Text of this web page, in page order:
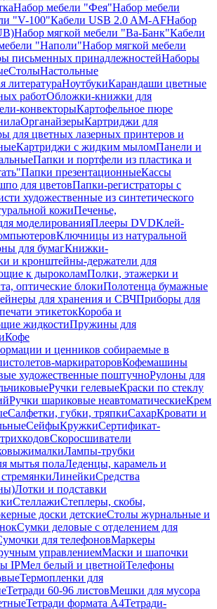
Набор мебели "Фея"Набор мебели
"V-100"Кабели USB 2.0 AM-AFНабор
Набор мягкой мебели "Ва-Банк"Кабели
"Наполи"Набор мягкой мебели
письменных принадлежностейНаборы
СтолыНастольные
литератураНоутбукиКарандаши цветные
работОбложки-книжки для
конвекторыКартофельное пюре
ОрганайзерыКартриджи для
для цветных лазерных принтеров и
Картриджи с жидким мыломПанели и
Папки и портфели из пластика и
Папки презентационныеКассы
для цветовПапки-регистраторы с
художественные из синтетического
кожиПеченье,
моделированияПлееры DVDКлей-
Ключницы из натуральной
для бумагКнижки-
и кронштейны-держатели для
к дыроколамПолки, этажерки и
оптические блокиПолотенца бумажные
для хранения и СВЧПриборы для
этикетокКороба и
жидкостиПружины для
Кофе
и ценников собираемые в
маркираторовКофемашины
художественные поштучноРулоны для
Ручки гелевыеКраски по стеклу
Ручки шариковые неавтоматическиеКрем
Салфетки, губки, тряпкиСахарКровати и
СейфыКружкиСертификат-
Скоросшиватели
Лампы-трубки
мытья полаЛеденцы, карамель и
ЛинейкиСредства
Лотки и подставки
СтеллажиСтеплеры, скобы,
доски детскиеСтолы журнальные и
Сумки деловые с отделением для
для телефоновМаркеры
управлениемМаски и шапочки
IPМел белый и цветнойТелефоны
Термопленки для
Тетради 60-96 листовМешки для мусора
Тетради формата А4Тетради-